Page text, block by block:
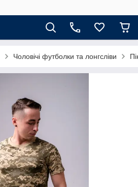
Чоловічі футболки та лонгсліви